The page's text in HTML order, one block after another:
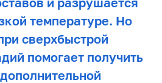
температуре. Но
сверхбыстрой
помогает получить